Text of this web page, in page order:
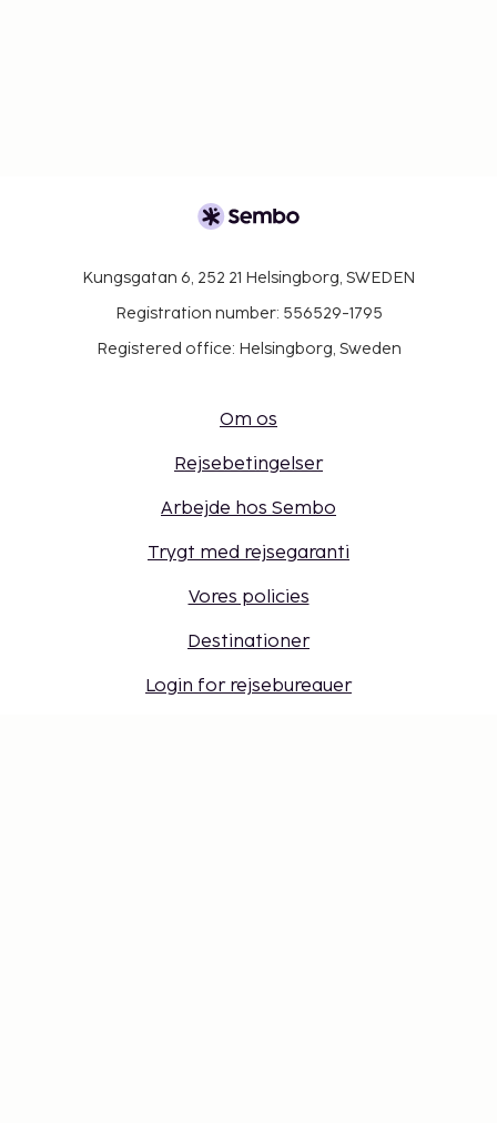
Kungsgatan 6, 252 21 Helsingborg, SWEDEN
Registration number: 556529-1795
Registered office: Helsingborg, Sweden
Om os
Rejsebetingelser
Arbejde hos Sembo
Trygt med rejsegaranti
Vores policies
Destinationer
Login for rejsebureauer